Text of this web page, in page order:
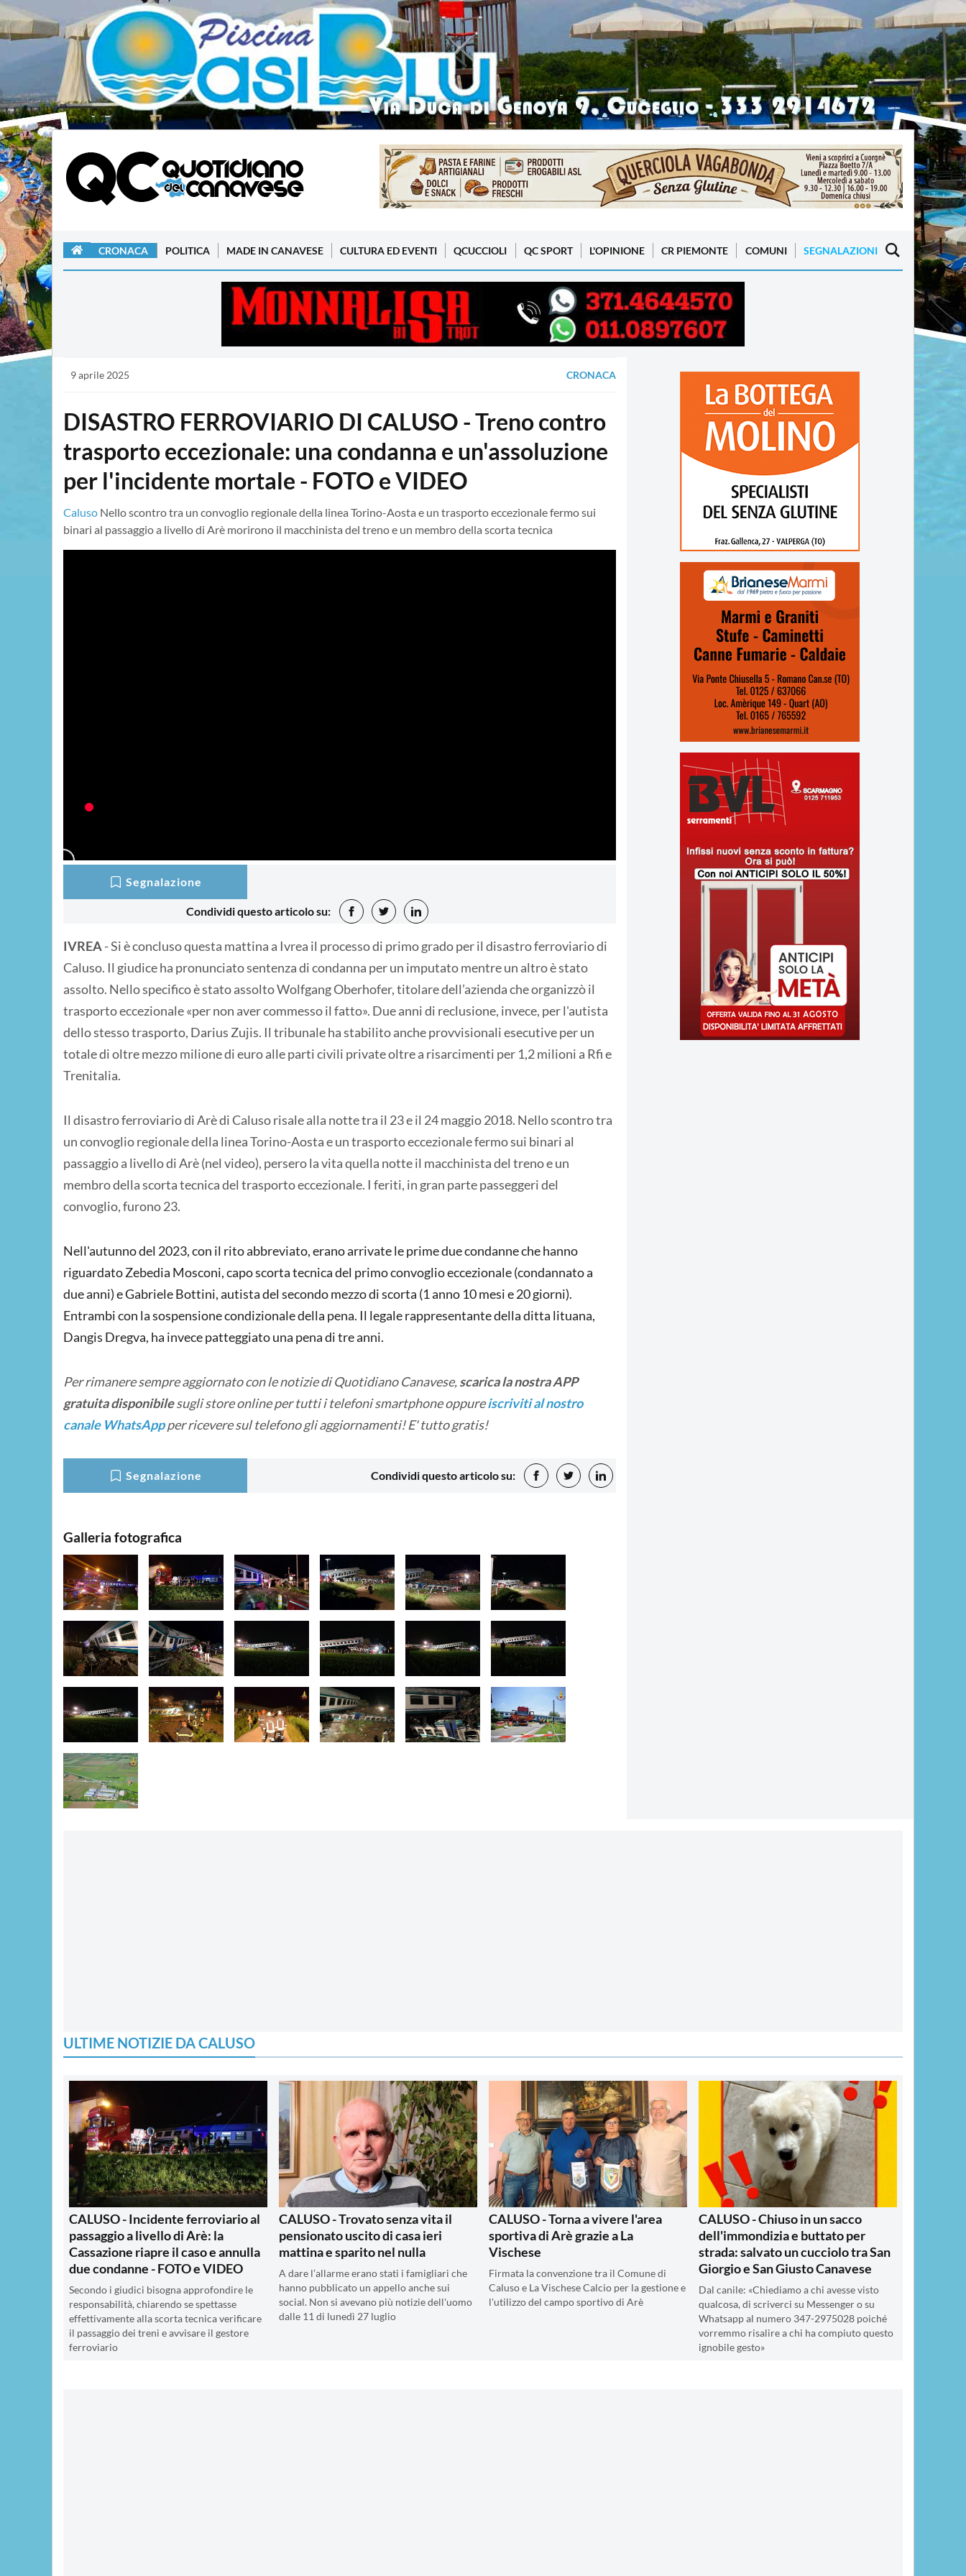
CRONACA POLITICA MADE IN CANAVESE CULTURA ED EVENTI QCUCCIOLI QC SPORT L'OPINIONE CR PIEMONTE COMUNI SEGNALAZIONI
9 aprile 2025 CRONACA
DISASTRO FERROVIARIO DI CALUSO - Treno contro
trasporto eccezionale: una condanna e un'assoluzione
per l'incidente mortale - FOTO e VIDEO
Caluso Nello scontro tra un convoglio regionale della linea Torino-Aosta e un trasporto eccezionale fermo sui
binari al passaggio a livello di Arè morirono il macchinista del treno e un membro della scorta tecnica
Segnalazione
Condividi questo articolo su:
IVREA- Si è concluso questa mattina a Ivrea il processo di primo grado per il disastro ferroviario di
Caluso. Il giudice ha pronunciato sentenza di condanna per un imputato mentre un altro è stato
assolto. Nello specifico è stato assolto Wolfgang Oberhofer, titolare dell’azienda che organizzò il
trasporto eccezionale «per non aver commesso il fatto». Due anni di reclusione, invece, per l'autista
dello stesso trasporto, Darius Zujis. Il tribunale ha stabilito anche provvisionali esecutive per un
totale di oltre mezzo milione di euro alle parti civili private oltre a risarcimenti per 1,2 milioni a Rfi e
Trenitalia.
Il disastro ferroviario di Arè di Caluso risale alla notte tra il 23 e il 24 maggio 2018. Nello scontro tra
un convoglio regionale della linea Torino-Aosta e un trasporto eccezionale fermo sui binari al
passaggio a livello di Arè (nel video), persero la vita quella notte il macchinista del treno e un
membro della scorta tecnica del trasporto eccezionale. I feriti, in gran parte passeggeri del
convoglio, furono 23.
Nell'autunno del 2023, con il rito abbreviato, erano arrivate le prime due condanne che hanno
riguardato Zebedia Mosconi, capo scorta tecnica del primo convoglio eccezionale (condannato a
due anni) e Gabriele Bottini, autista del secondo mezzo di scorta (1 anno 10 mesi e 20 giorni).
Entrambi con la sospensione condizionale della pena. Il legale rappresentante della ditta lituana,
Dangis Dregva, ha invece patteggiato una pena di tre anni.
Per rimanere sempre aggiornato con le notizie di Quotidiano Canavese,scarica la nostra APP
gratuita disponibilesugli store onlineper tutti i telefoni smartphone oppureiscriviti al nostro
canale WhatsAppper ricevere sul telefono gli aggiornamenti! E' tutto gratis!
Segnalazione Condividi questo articolo su:
Galleria fotografica
ULTIME NOTIZIE DA CALUSO
CALUSO - Incidente ferroviario al
passaggio a livello di Arè: la
Cassazione riapre il caso e annulla
due condanne - FOTO e VIDEO
Secondo i giudici bisogna approfondire le
responsabilità, chiarendo se spettasse
effettivamente alla scorta tecnica verificare
il passaggio dei treni e avvisare il gestore
ferroviario
CALUSO - Trovato senza vita il
pensionato uscito di casa ieri
mattina e sparito nel nulla
A dare l’allarme erano stati i famigliari che
hanno pubblicato un appello anche sui
social. Non si avevano più notizie dell'uomo
dalle 11 di lunedì 27 luglio
CALUSO - Torna a vivere l'area
sportiva di Arè grazie a La
Vischese
Firmata la convenzione tra il Comune di
Caluso e La Vischese Calcio per la gestione e
l'utilizzo del campo sportivo di Arè
CALUSO - Chiuso in un sacco
dell'immondizia e buttato per
strada: salvato un cucciolo tra San
Giorgio e San Giusto Canavese
Dal canile: «Chiediamo a chi avesse visto
qualcosa, di scriverci su Messenger o su
Whatsapp al numero 347-2975028 poiché
vorremmo risalire a chi ha compiuto questo
ignobile gesto»